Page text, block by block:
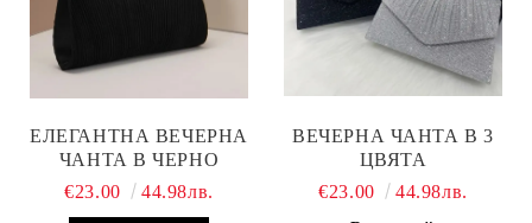
ЕЛЕГАНТНА ВЕЧЕРНА
ЧАНТА В ЧЕРНО
€23.00
44.98лв.
ВЕЧЕРНА ЧАНТА В 3
ЦВЯТА
€23.00
44.98лв.